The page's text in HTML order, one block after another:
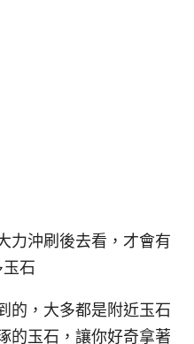
力沖刷後去看，才會有
石
的，大多都是附近玉石
的玉石，讓你好奇拿著